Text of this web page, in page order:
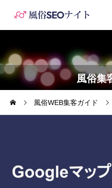
風俗集
風俗WEB集客ガイド